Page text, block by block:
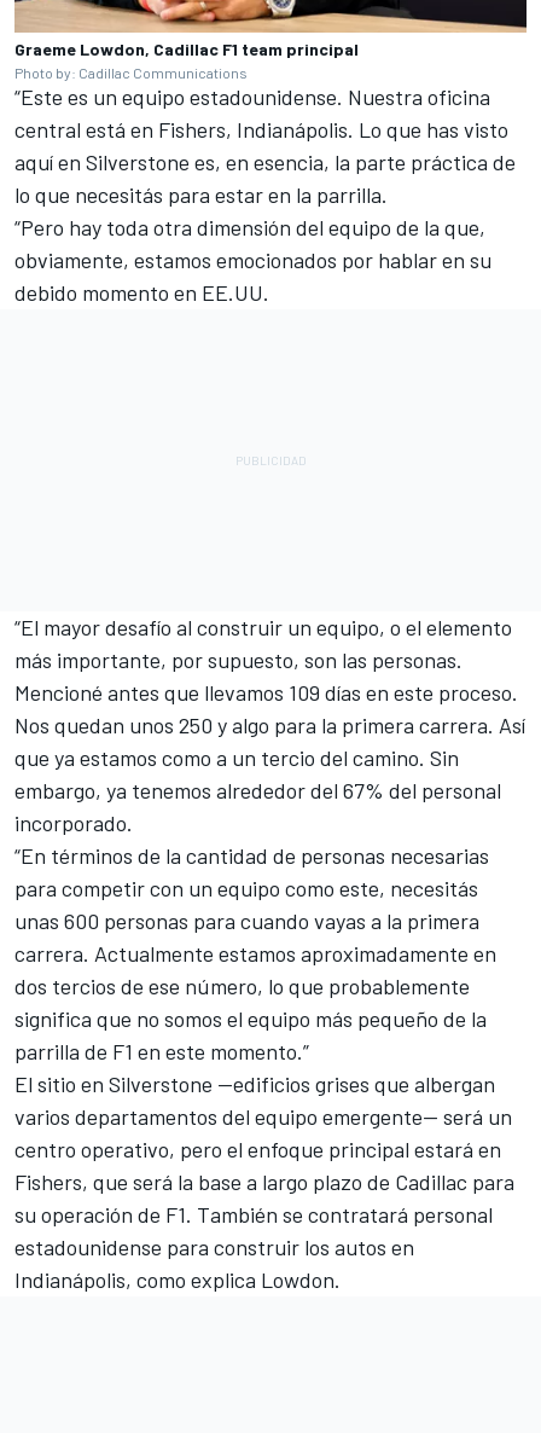
Graeme Lowdon, Cadillac F1 team principal
Photo by: Cadillac Communications
“Este es un equipo estadounidense. Nuestra oficina
central está en Fishers, Indianápolis. Lo que has visto
aquí en Silverstone es, en esencia, la parte práctica de
lo que necesitás para estar en la parrilla.
“Pero hay toda otra dimensión del equipo de la que,
obviamente, estamos emocionados por hablar en su
debido momento en EE.UU.
“El mayor desafío al construir un equipo, o el elemento
más importante, por supuesto, son las personas.
Mencioné antes que llevamos 109 días en este proceso.
Nos quedan unos 250 y algo para la primera carrera. Así
que ya estamos como a un tercio del camino. Sin
embargo, ya tenemos alrededor del 67% del personal
incorporado.
“En términos de la cantidad de personas necesarias
para competir con un equipo como este, necesitás
unas 600 personas para cuando vayas a la primera
carrera. Actualmente estamos aproximadamente en
dos tercios de ese número, lo que probablemente
significa que no somos el equipo más pequeño de la
parrilla de F1 en este momento.”
El sitio en Silverstone —edificios grises que albergan
varios departamentos del equipo emergente— será un
centro operativo, pero el enfoque principal estará en
Fishers, que será la base a largo plazo de Cadillac para
su operación de F1. También se contratará personal
estadounidense para construir los autos en
Indianápolis, como explica Lowdon.